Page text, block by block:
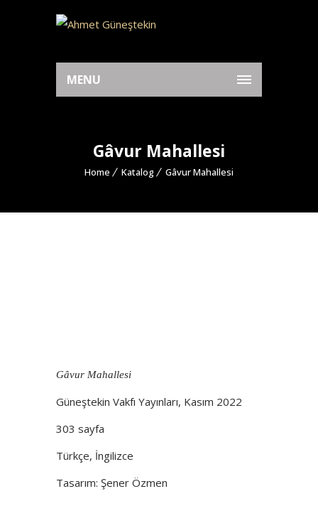
MENU
Gâvur Mahallesi
Home Katalog Gâvur Mahallesi
Gâvur Mahallesi
Güneştekin Vakfı Yayınları, Kasım 2022
303 sayfa
Türkçe, İngilizce
Tasarım: Şener Özmen